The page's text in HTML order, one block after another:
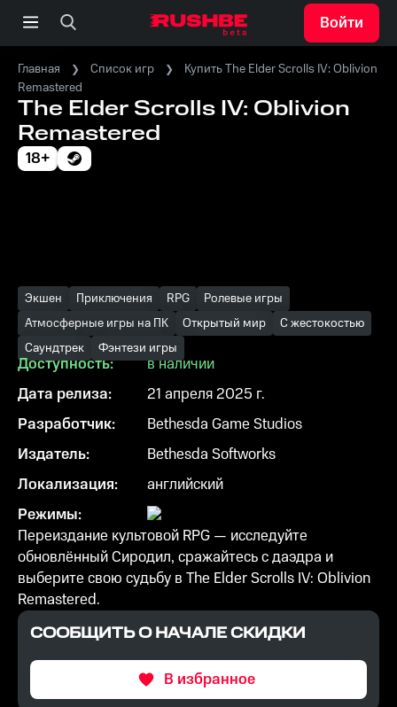
Войти
Главная Список игр
Купить The Elder Scrolls IV: Oblivion
Remastered
The Elder Scrolls IV: Oblivion
Remastered
18+
Экшен Приключения RPG
Ролевые игры
Атмосферные игры на ПК
Открытый мир
С жестокостью
Саундтрек
Фэнтези игры
Доступность:
в наличии
Дата релиза:
21 апреля 2025 г.
Разработчик:
Bethesda Game Studios
Издатель:
Bethesda Softworks
Локализация:
английский
Режимы:
Переиздание культовой RPG — исследуйте
обновлённый Сиродил, сражайтесь с даэдра и
выберите свою судьбу в The Elder Scrolls IV: Oblivion
Remastered.
СООБЩИТЬ О НАЧАЛЕ СКИДКИ
В избранное